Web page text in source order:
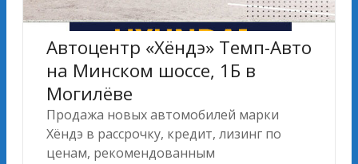
Автоцентр «Хёндэ» Темп-Авто
на Минском шоссе, 1Б в
Могилёве
Продажа новых автомобилей марки
Хёндэ в рассрочку, кредит, лизинг по
ценам, рекомендованным